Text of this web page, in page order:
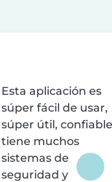
Esta aplicación es
súper fácil de usar,
súper útil,
tiene muchos
sistemas de
seguridad y